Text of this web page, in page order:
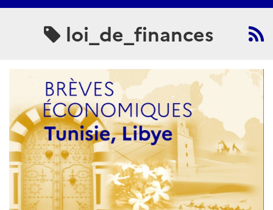
loi_de_finances